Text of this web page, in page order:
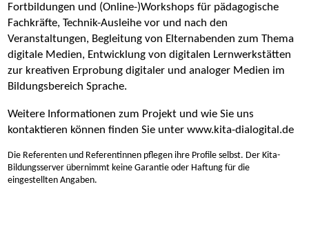
Fortbildungen und (Online-)Workshops für pädagogische
Fachkräfte, Technik-Ausleihe vor und nach den
Veranstaltungen, Begleitung von Elternabenden zum Thema
digitale Medien, Entwicklung von digitalen Lernwerkstätten
zur kreativen Erprobung digitaler und analoger Medien im
Bildungsbereich Sprache.
Weitere Informationen zum Projekt und wie Sie uns
kontaktieren können finden Sie unter www.kita-dialogital.de
Die Referenten und Referentinnen pflegen ihre Profile selbst. Der Kita-
Bildungsserver übernimmt keine Garantie oder Haftung für die
eingestellten Angaben.